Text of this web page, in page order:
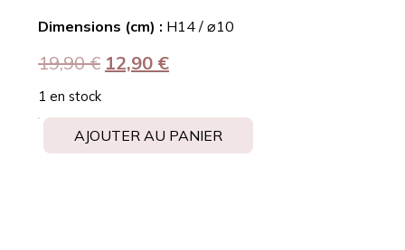
Dimensions (cm) : H14 / ⌀10
19,90€ 12,90 €
1 en stock
AJOUTER AU PANIER